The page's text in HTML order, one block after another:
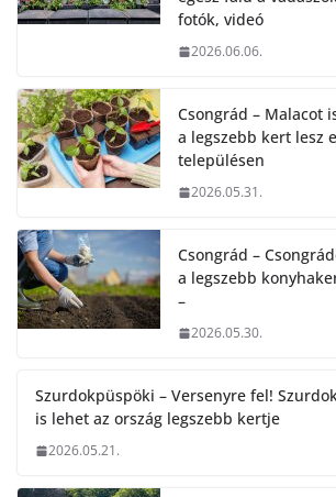
fotók, videó
2026.06.06.
Csongrád – Malacot
a legszebb kert lesz
településen
2026.05.31.
Csongrád –
a legszebb
–
2026.05.30.
Szurdokpüspöki – Versenyre fel!
is lehet az ország legszebb kertje
2026.05.21.